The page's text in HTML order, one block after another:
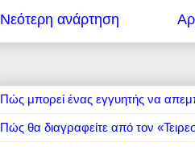
Νεότερη ανάρτηση
Πώς μπορεί ένας εγγυητής να
Πώς θα διαγραφείτε από τον